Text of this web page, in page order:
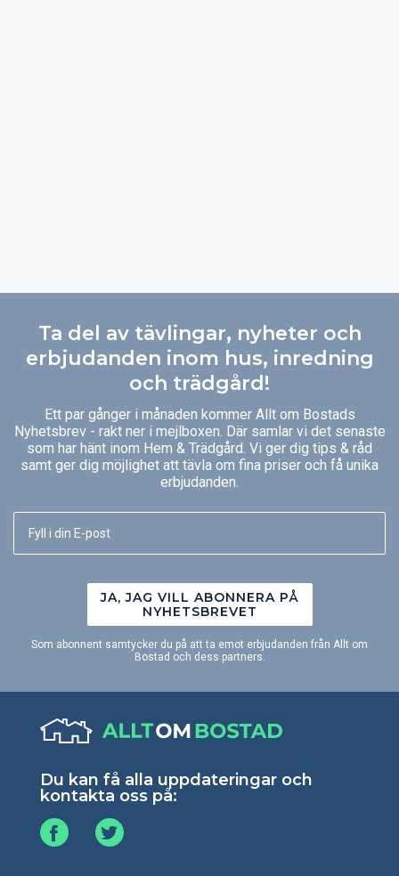
Ta del av tävlingar, nyheter och
erbjudanden inom hus, inredning
och trädgård!
Ett par gånger i månaden kommer Allt om Bostads
Nyhetsbrev - rakt ner i mejlboxen. Där samlar vi det senaste
som har hänt inom Hem & Trädgård. Vi ger dig tips & råd
samt ger dig möjlighet att tävla om fina priser och få unika
erbjudanden.
JA, JAG VILL ABONNERA PÅ
NYHETSBREVET
Som abonnent samtycker du på att ta emot erbjudanden från Allt om
Bostad och dess partners.
Du kan få alla uppdateringar och
kontakta oss på: